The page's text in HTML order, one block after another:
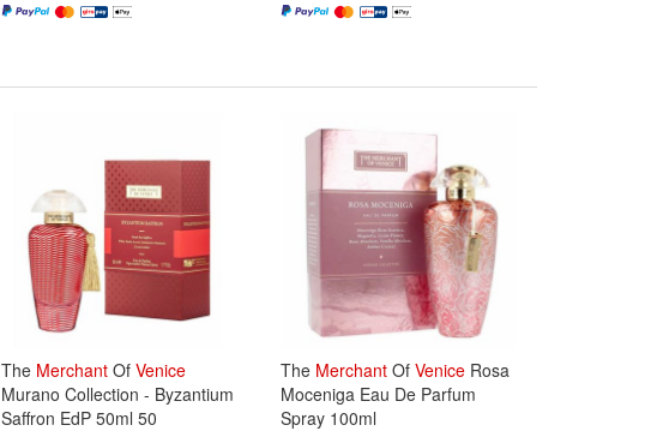
The Merchant Of Venice
Murano Collection - Byzantium
Saffron EdP 50ml 50
The Merchant Of Venice Rosa
Moceniga Eau De Parfum
Spray 100ml